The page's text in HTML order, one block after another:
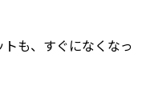
も、すぐになくなっ